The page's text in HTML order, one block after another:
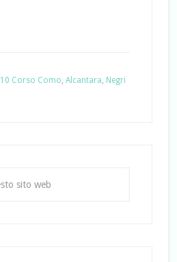
10 Corso Como, Alcantara, Negri